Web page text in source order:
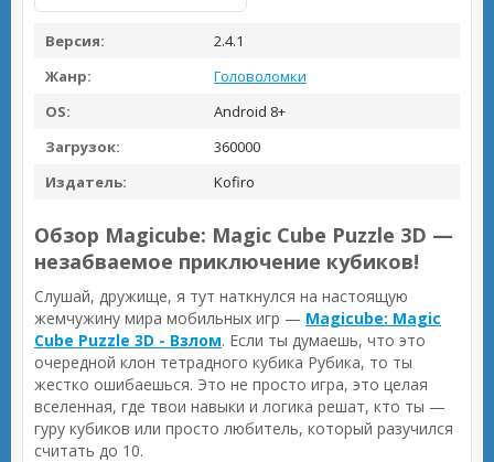
Версия:
2.4.1
Жанр:
Головоломки
OS:
Android 8+
Загрузок:
360000
Издатель:
Kofiro
Обзор Magicube: Magic Cube Puzzle 3D —
незабваемое приключение кубиков!
Слушай, дружище, я тут наткнулся на настоящую
жемчужину мира мобильных игр — Magicube: Magic
Cube Puzzle 3D - Взлом. Если ты думаешь, что это
очередной клон тетрадного кубика Рубика, то ты
жестко ошибаешься. Это не просто игра, это целая
вселенная, где твои навыки и логика решат, кто ты —
гуру кубиков или просто любитель, который разучился
считать до 10.